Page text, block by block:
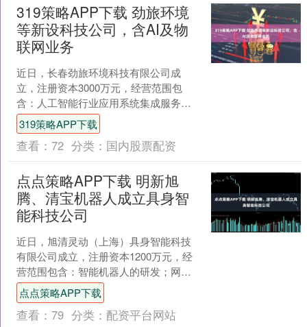
319策略APP下载 劲旅环境
等新设科技公司，含AI及物
联网业务
近日，长春劲旅环境科技有限公司成
立，注册资本3000万元，经营范围包
含：人工智能行业应用系统集成服务；
信息系统运行维护服务；物联网设备销
售；基于云平台的业务外包....
319策略APP下载
查看： 72 分类： 国内股票配资
点点策略APP下载 明新旭
腾、清宝机器人成立具身智
能科技公司
近日，旭清灵动（上海）具身智能科技
有限公司成立，注册资本1200万元，经
营范围包含：智能机器人的研发；网络
与信息安全软件开发；人工智能应用软
件开发等。企查查股权....
点点策略APP下载
查看： 79 分类： 配资平台网站